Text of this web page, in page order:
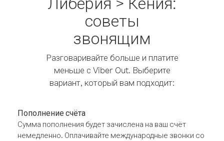
советы
звонящим
Разговаривайте больше и платите
меньше с Viber Out. Выберите
вариант, который вам подходит:
Пополнение счёта
Сумма пополнения будет зачислена на ваш счёт
немедленно. Оплачивайте международные звонки со